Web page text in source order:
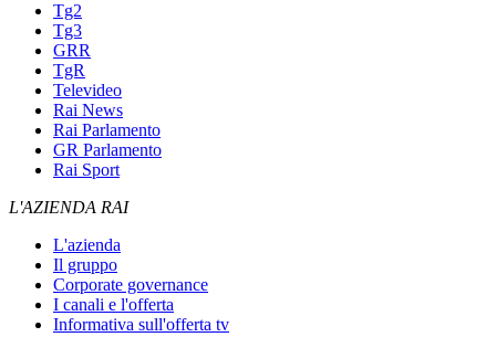
Tg2
Tg3
GRR
TgR
Televideo
Rai News
Rai Parlamento
GR Parlamento
Rai Sport
L'AZIENDA RAI
L'azienda
Il gruppo
Corporate governance
I canali e l'offerta
Informativa sull'offerta tv